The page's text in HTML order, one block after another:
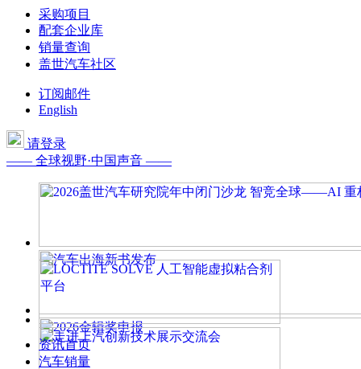
采购项目
配套企业库
销量查询
盖世汽车社区
订阅邮件
English
请登录
—— 全球视野·中国声音 ——
资讯首页
汽车销量